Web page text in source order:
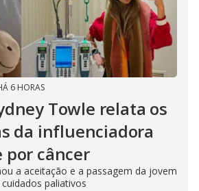
6 HORAS
Towle relata os
da influenciadora
por câncer
a aceitação e a passagem da jovem
paliativos